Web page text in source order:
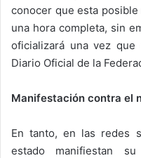
conocer que esta
una hora completa, sin
oficializará una vez
Diario Oficial de la
Manifestación contra el
En tanto, en las redes
estado manifiestan